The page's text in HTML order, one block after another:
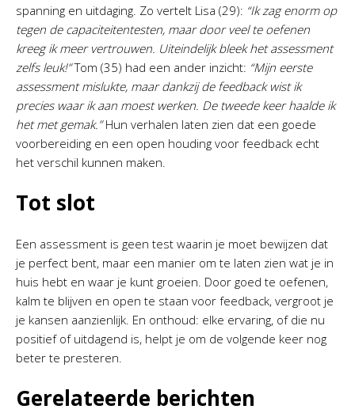
spanning en uitdaging. Zo vertelt Lisa (29): “Ik zag enorm op
tegen de capaciteitentesten, maar door veel te oefenen
kreeg ik meer vertrouwen. Uiteindelijk bleek het assessment
zelfs leuk!”Tom (35) had een ander inzicht: “Mijn eerste
assessment mislukte, maar dankzij de feedback wist ik
precies waar ik aan moest werken. De tweede keer haalde ik
het met gemak.”Hun verhalen laten zien dat een goede
voorbereiding en een open houding voor feedback echt
het verschil kunnen maken.
Tot slot
Een assessment is geen test waarin je moet bewijzen dat
je perfect bent, maar een manier om te laten zien wat je in
huis hebt en waar je kunt groeien. Door goed te oefenen,
kalm te blijven en open te staan voor feedback, vergroot je
je kansen aanzienlijk. En onthoud: elke ervaring, of die nu
positief of uitdagend is, helpt je om de volgende keer nog
beter te presteren.
Gerelateerde berichten